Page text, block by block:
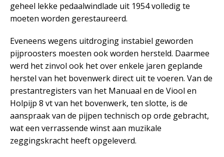
geheel lekke pedaalwindlade uit 1954 volledig te
moeten worden gerestaureerd.
Eveneens wegens uitdroging instabiel geworden
pijproosters moesten ook worden hersteld. Daarmee
werd het zinvol ook het over enkele jaren geplande
herstel van het bovenwerk direct uit te voeren. Van de
prestantregisters van het Manuaal en de Viool en
Holpijp 8 vt van het bovenwerk, ten slotte, is de
aanspraak van de pijpen technisch op orde gebracht,
wat een verrassende winst aan muzikale
zeggingskracht heeft opgeleverd.